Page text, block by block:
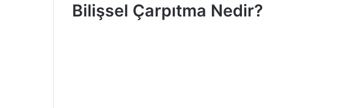
g
Bilişsel Çarpıtma Nedir?